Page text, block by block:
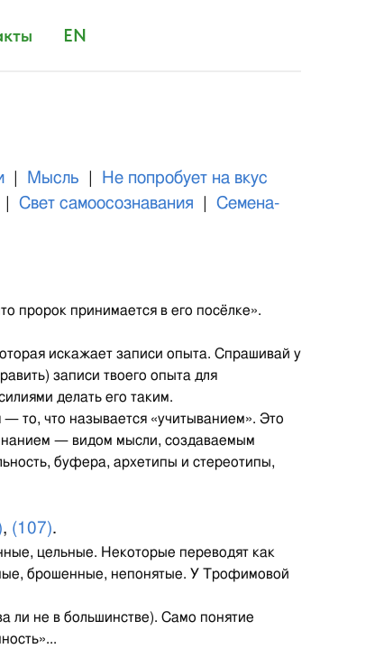
EN
Мысль
Не попробует на вкус
Свет самоосознавания
Семена-
пророк принимается в его посёлке».
искажает записи опыта. Спрашивай у
записи твоего опыта для
делать его таким.
то, что называется «учитыванием». Это
— видом мысли, создаваемым
буфера, архетипы и стереотипы,
, (107).
цельные. Некоторые переводят как
брошенные, непонятые. У Трофимовой
ли не в большинстве). Само понятие